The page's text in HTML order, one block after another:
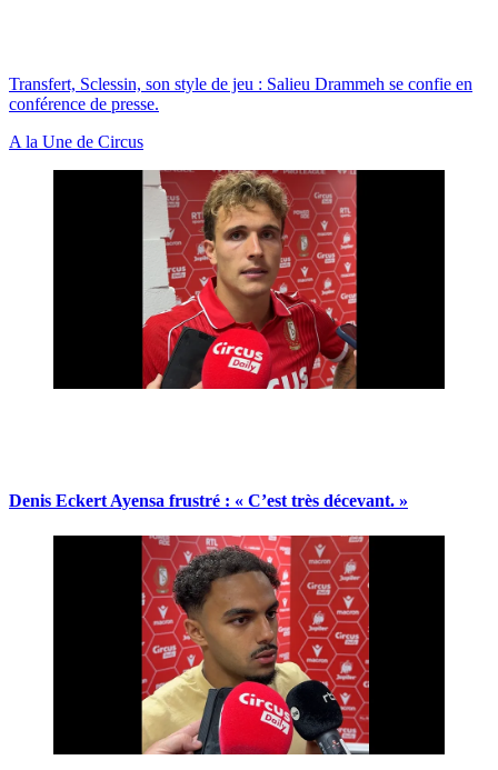
Transfert, Sclessin, son style de jeu : Salieu Drammeh se confie en
conférence de presse.
A la Une de Circus
Denis Eckert Ayensa frustré : « C’est très décevant. »